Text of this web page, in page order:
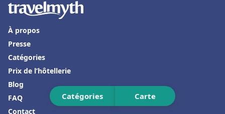
Hôtels en Tunisie
Hôtels à Bonnieux
Hôtels à Échirolles
Hôtels à Pierrelatte
Hôtels à Tournefeuille
Catégories Carte
À propos
Presse
Catégories
Prix de l’hôtellerie
Blog
FAQ
Contact